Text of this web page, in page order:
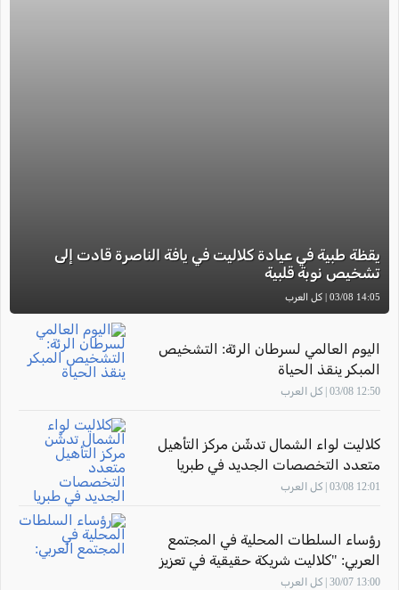
يقظة طبية في عيادة كلاليت في يافة الناصرة قادت إلى
تشخيص نوبة قلبية
14:05 03/08 | كل العرب
اليوم العالمي لسرطان الرئة: التشخيص
المبكر ينقذ الحياة
12:50 03/08 | كل العرب
كلاليت لواء الشمال تدشّن مركز التأهيل
متعدد التخصصات الجديد في طبريا
12:01 03/08 | كل العرب
رؤساء السلطات المحلية في المجتمع
العربي: "كلاليت شريكة حقيقية في تعزيز
صحة أهالينا"
13:00 30/07 | كل العرب